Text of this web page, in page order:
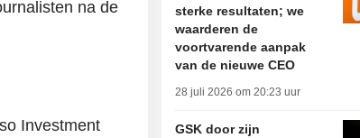
na de
Investment
sterke resultaten; we
waarderen de
voortvarende aanpak
van de nieuwe CEO
28 juli 2026 om 20:23 uur
GSK door zijn